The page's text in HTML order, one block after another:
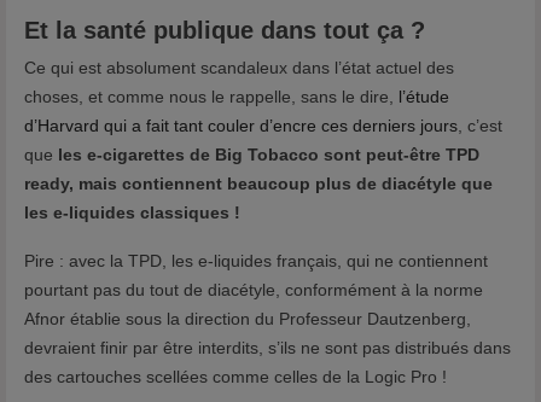
Et la santé publique dans tout ça ?
Ce qui est absolument scandaleux dans l’état actuel des
choses, et comme nous le rappelle, sans le dire, l’étude
d’Harvard qui a fait tant couler d’encre ces derniers jours , c’est
que les e-cigarettes de Big Tobacco sont peut-être TPD
ready, mais contiennent beaucoup plus de diacétyle que
les e-liquides classiques !
Pire : avec la TPD, les e-liquides français, qui ne contiennent
pourtant pas du tout de diacétyle, conformément à la norme
Afnor établie sous la direction du Professeur Dautzenberg,
devraient finir par être interdits, s’ils ne sont pas distribués dans
des cartouches scellées comme celles de la Logic Pro !